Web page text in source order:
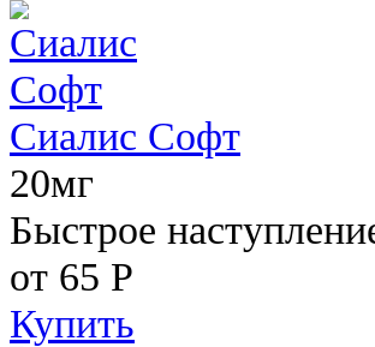
Сиалис Софт
20мг
Быстрое
от 65 Р
Купить